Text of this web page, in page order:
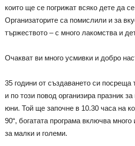
които ще се погрижат всяко дете да
Организаторите са помислили и за
тържеството – с много лакомства и
Очакват ви много усмивки и добро
35 години от създаването си посреща
и по този повод организира празник
юни. Той ще започне в 10.30 часа на
90“, богатата програма включва
за малки и големи.